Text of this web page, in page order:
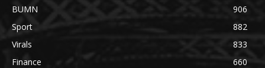
BUMN
906
Sport
882
Virals
833
Finance
660